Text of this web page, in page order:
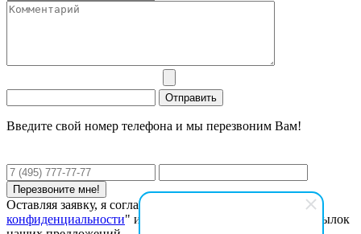
Введите свой номер телефона и мы перезвоним Вам!
Оставляя заявку, я соглашаюсь с "
конфиденциальности" и даю согласие на получение рассылок